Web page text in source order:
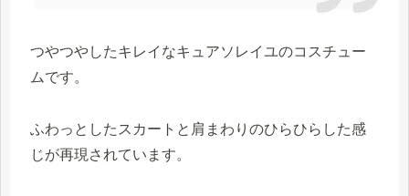
つやつやしたキレイなキュアソレイユのコスチュー
ムです。
ふわっとしたスカートと肩まわりのひらひらした感
じが再現されています。